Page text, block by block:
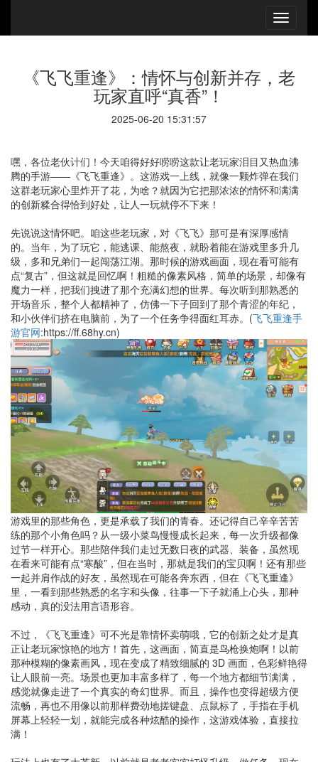
《飞飞重逢》：情怀与创新并存，老
玩家直呼“真香”！
2025-06-20 15:31:57
嘿，各位老伙计们！今天咱得好好唠唠这款让老玩家泪目又热血沸
腾的手游——《飞飞重逢》。这游戏一上线，就像一颗炸弹在我们
这群老玩家心里炸开了花，为啥？就因为它把那浓浓的情怀和满满
的创新糅合得恰到好处，让人一玩就停不下来！
先说说这情怀吧。咱这些老玩家，对《飞飞》那可是有深厚感情
的。当年，为了玩它，能逃课、能熬夜，就盼着能在游戏里多升几
级，多和兄弟们一起闯荡江湖。那时候的游戏画面，现在看可能有
点“复古”，但这就是回忆啊！粗糙的像素风格，简单的场景，却像有
魔力一样，把我们拽进了那个充满幻想的世界。每次听到那熟悉的
开场音乐，整个人都精神了，仿佛一下子回到了那个青涩的年纪，
和小伙伴们挤在电脑前，为了一个任务争得面红耳赤。(飞飞重逢手
游官网:https://ff.68hy.cn)
游戏里的那些角色，更是承载了我们的青春。还记得自己辛辛苦苦
练的那个小角色吗？从一级小菜鸟慢慢成长起来，每一次升级都像
过节一样开心。那些陪伴我们走过无数日夜的武器、装备，虽然现
在看来可能有点“寒酸”，但在当时，那就是我们的宝贝啊！还有那些
一起并肩作战的好友，虽然现在可能各奔东西，但在《飞飞重逢》
里，一看到那些熟悉的名字和头像，往事一下子就涌上心头，那种
感动，真的没法用言语形容。
不过，《飞飞重逢》可不光是靠情怀卖萌哦，它的创新之处才是真
正让老玩家惊艳的地方！首先，这画面，简直是鸟枪换炮啊！以前
那种模糊的像素画风，现在变成了精致细腻的 3D 画面，色彩鲜艳得
让人眼前一亮。场景也更加丰富多样了，每一个地方都细节满满，
感觉就像走进了一个真实的奇幻世界。而且，操作也变得超级方便
流畅，再也不用像以前那样费劲地搓键盘、点鼠标了，手指在手机
屏幕上轻轻一划，就能完成各种炫酷的操作，这游戏体验，直接拉
满！